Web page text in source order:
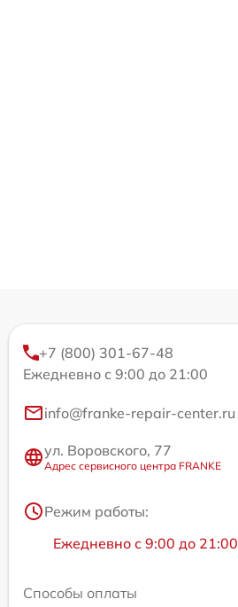
+7 (800) 301-67-48
Ежедневно с 9:00 до 21:00
info@franke-repair-center.ru
ул. Воровского, 77
Адрес сервисного центра FRANKE
Режим работы:
Ежедневно с 9:00 до 21:00
Способы оплаты